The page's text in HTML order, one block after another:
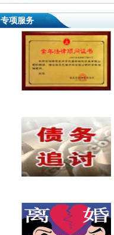
专项服务